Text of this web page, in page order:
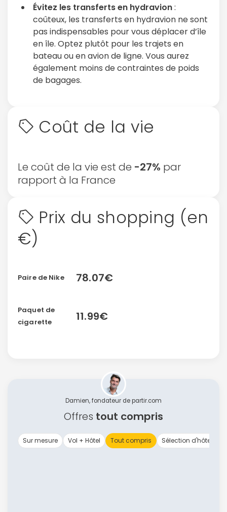
Évitez les transferts en hydravion:
coûteux, les transferts en hydravion ne sont
pas indispensables pour vous déplacer d’île
en île. Optez plutôt pour les trajets en
bateau ou en avion de ligne. Vous aurez
également moins de contraintes de poids
de bagages.
Coût de la vie
Le coût de la vie est de -27% par
rapport à la France
Prix du shopping (en
€)
Paire de Nike 78.07€
Paquet de
cigarette
11.99€
Damien, fondateur de partir.com
Offres tout compris
Sur mesure Vol + Hôtel Tout compris Sélection d'hôtels